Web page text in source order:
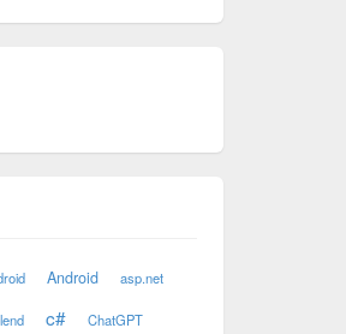
Android asp.net
c# ChatGPT